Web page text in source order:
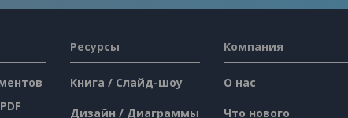
Ресурсы
Книга / Слайд-шоу
Дизайн / Диаграммы
Компания
О нас
Что нового